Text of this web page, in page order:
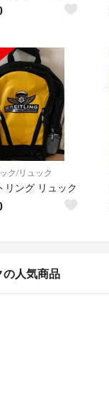
ク/リュック
リング リュック
人気商品